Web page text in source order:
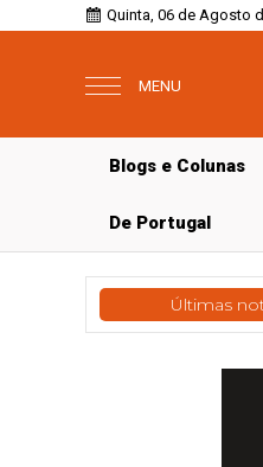
Quinta, 06 de Agosto
MENU
Blogs e Colunas
De Portugal
Últimas
traduziu Homero entre o